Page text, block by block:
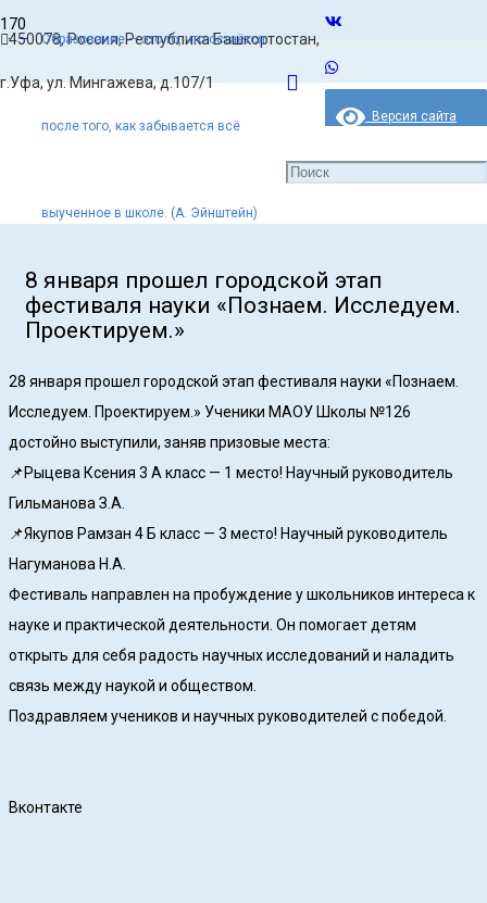
450078, Россия, Республика Башкортостан,
г.Уфа, ул. Мингажева, д.107/1
Версия сайта
для слабовидящих
Образование — это то, что остаётся
после того, как забывается всё
выученное в школе. (А. Эйнштейн)
Главная
8 января прошел городской этап фестиваля науки «Познаем.
8 января прошел городской этап
фестиваля науки «Познаем. Исследуем.
Проектируем.»
28 января прошел городской этап фестиваля науки «Познаем.
Исследуем. Проектируем.» Ученики МАОУ Школы №126
достойно выступили, заняв призовые места:
📌Рыцева Ксения 3 А класс — 1 место! Научный руководитель
Гильманова З.А.
📌Якупов Рамзан 4 Б класс — 3 место! Научный руководитель
Нагуманова Н.А.
Фестиваль направлен на пробуждение у школьников интереса к
науке и практической деятельности. Он помогает детям
открыть для себя радость научных исследований и наладить
связь между наукой и обществом.
Поздравляем учеников и научных руководителей с победой.
Вконтакте